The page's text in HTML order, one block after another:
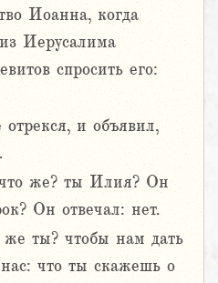
Иоанна, когда
Иерусалима
спросить его:
и объявил,
же? ты Илия? Он
Он отвечал: нет.
же ты? чтобы нам дать
что ты скажешь о